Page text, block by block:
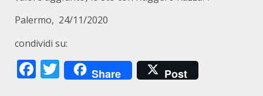
Palermo, 24/11/2020
condividi su:
Facebook
Twitter
Share Post